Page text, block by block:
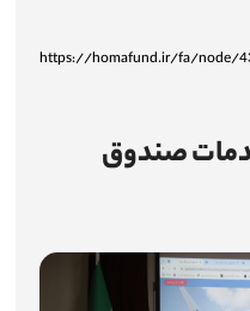
https://homafund.ir/fa/node/
صندوق